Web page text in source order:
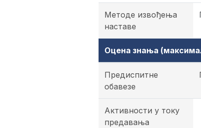
Методе извођења
наставе
Оцена знања
Предиспитне
обавезе
Активности у току
предавања